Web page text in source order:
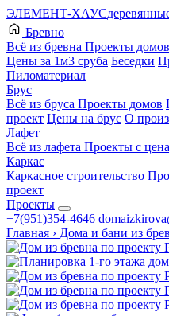
ЭЛЕМЕНТ-ХАУС
Бревно
Всё из бревна Проекты домов
Цены за 1м3 сруба Беседки
Пиломатериал
Брус
Всё из бруса Проекты домов
проект Цены на брус О
Лафет
Всё из лафета Проекты с
Каркас
Каркасное строительство
проект
Проекты
+7(951)354-4646
Главная › Дома и бани из